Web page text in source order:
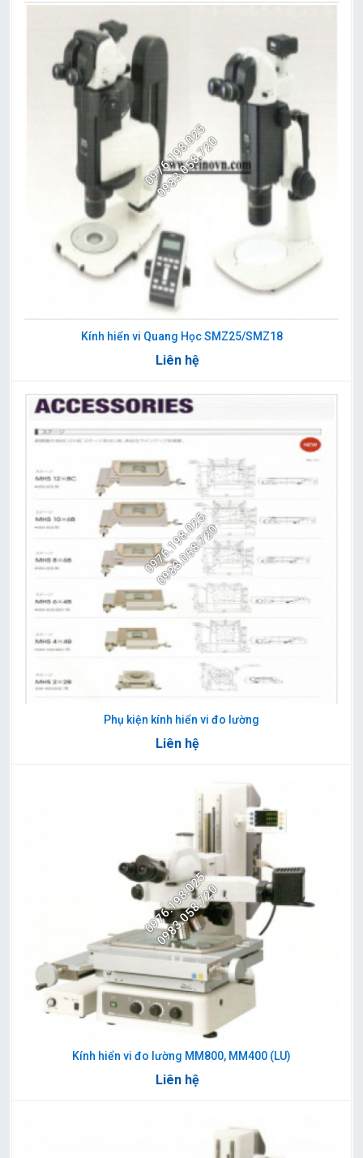
0976.198.025
0983.058.720
Kính hiển vi Quang Học SMZ25/SMZ18
Liên hệ
0976.198.025
0983.058.720
Phụ kiện kính hiển vi đo lường
Liên hệ
0976.198.025
0983.058.720
Kính hiển vi đo lường MM800, MM400 (LU)
Liên hệ